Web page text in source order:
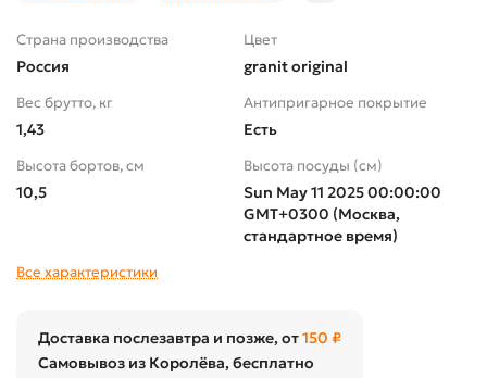
Страна производства
Россия
Цвет
granit original
Вес брутто, кг
1,43
Антипригарное покрытие
Есть
Высота бортов, см
10,5
Высота посуды (cм)
Sun May 11 2025 00:00:00
GMT+0300 (Москва,
стандартное время)
Все характеристики
Доставка послезавтра и позже, от150 ₽
Самовывоз из Королёва, бесплатно